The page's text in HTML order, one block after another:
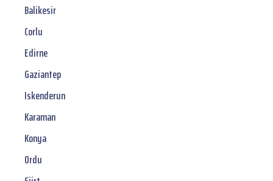
Balikesir
Corlu
Edirne
Gaziantep
Iskenderun
Karaman
Konya
Ordu